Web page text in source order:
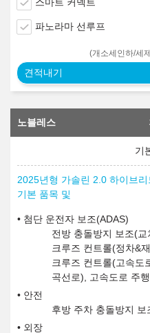
스마트 커넥트
파노라마 선루프
(개소세인하/세
견적내기
노블레스
2025년형 가솔린 2.0 하이브
기본 품목 및
첨단 운전자 보조(ADAS)
전방 충돌방지 보조(
크루즈 컨트롤(정차&
크루즈 컨트롤(고속도
곡선로), 고속도로 주
안전
후방 주차 충돌방지
외장